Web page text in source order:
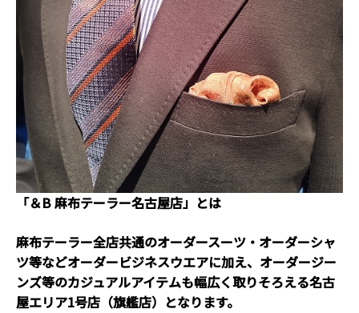
「＆B 麻布テーラー名古屋店」とは
麻布テーラー全店共通のオーダースーツ・オーダーシャ
ツ等などオーダービジネスウエアに加え、オーダージー
ンズ等のカジュアルアイテムも幅広く取りそろえる名古
屋エリア1号店（旗艦店）となります。